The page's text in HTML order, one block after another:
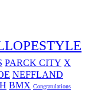
PARCK CITY X
NEFFLAND
BMX Congratulations